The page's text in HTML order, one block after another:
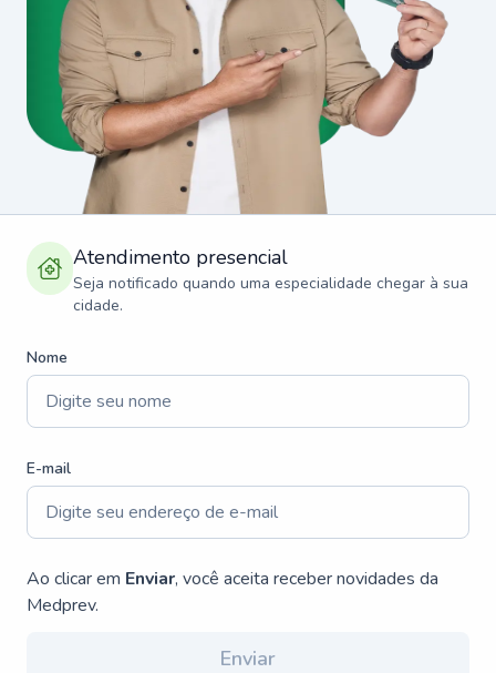
Atendimento presencial
Seja notificado quando uma especialidade chegar à sua
cidade.
Nome
E-mail
Ao clicar em Enviar, você aceita receber novidades da
Medprev.
Enviar